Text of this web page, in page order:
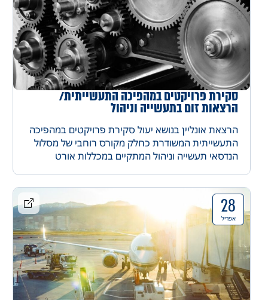
סקירת פרויקטים במהפיכה התעשייתית/
הרצאות זום בתעשייה וניהול
הרצאת אונליין בנושא יעול סקירת פרויקטים במהפיכה
התעשייתית המשודרת כחלק מקורס רוחבי של מסלול
הנדסאי תעשייה וניהול המתקיים במכללות אורט
28
אפריל